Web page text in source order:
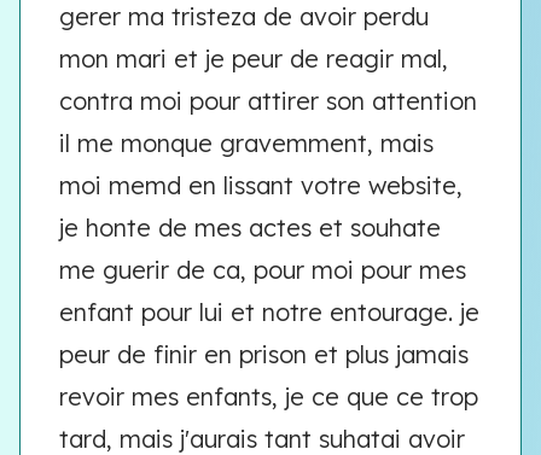
gerer ma tristeza de avoir perdu
mon mari et je peur de reagir mal,
contra moi pour attirer son attention
il me monque gravemment, mais
moi memd en lissant votre website,
je honte de mes actes et souhate
me guerir de ca, pour moi pour mes
enfant pour lui et notre entourage. je
peur de finir en prison et plus jamais
revoir mes enfants, je ce que ce trop
tard, mais j'aurais tant suhatai avoir